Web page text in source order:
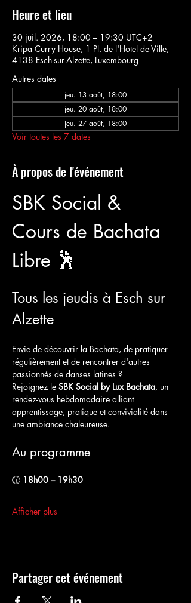
Heure et lieu
30 juil. 2026, 18:00 – 19:30 UTC+2
Kripa Curry House, 1 Pl. de l'Hotel de Ville,
4138 Esch-sur-Alzette, Luxembourg
Autres dates
jeu. 13 août, 18:00
jeu. 20 août, 18:00
jeu. 27 août, 18:00
Voir toutes les 7 dates
À propos de l'événement
SBK Social &
Cours de Bachata
Libre 🕺
Tous les jeudis à Esch sur
Alzette
Envie de découvrir la Bachata, de pratiquer
régulièrement et de rencontrer d'autres
passionnés de danses latines ?
Rejoignez le SBK Social by Lux Bachata, un
rendez-vous hebdomadaire alliant
apprentissage, pratique et convivialité dans
une ambiance chaleureuse.
Au programme
🕡 18h00 – 19h30
Afficher plus
Partager cet événement